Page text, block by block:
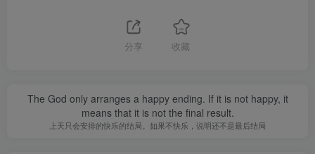
分享 收藏
The God only arranges a happy ending. If it is not happy, it
means that it is not the final result.
上天只会安排的快乐的结局。如果不快乐，说明还不是最后结局